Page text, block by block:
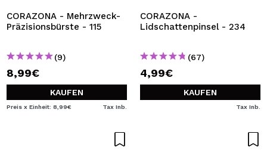
CORAZONA - Mehrzweck-
Präzisionsbürste - 115
(9)
8,99€
KAUFEN
Preis x Einheit: 8,99€ Tax Inb.
CORAZONA -
Lidschattenpinsel - 234
(67)
4,99€
KAUFEN
Tax Inb.